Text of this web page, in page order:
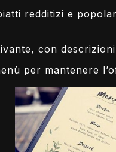
redditizi e
con
per mantenere